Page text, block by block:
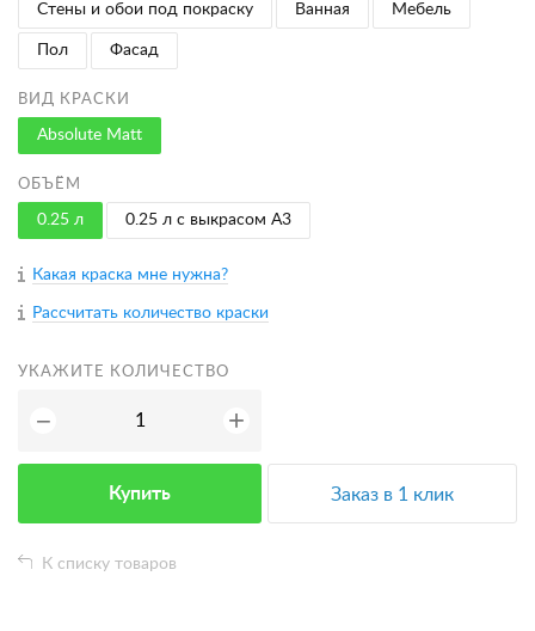
Стены и обои под покраску Ванная Мебель
Пол Фасад
ВИД КРАСКИ
Absolute Matt
ОБЪЁМ
0.25 л 0.25 л с выкрасом A3
Какая краска мне нужна?
Рассчитать количество краски
УКАЖИТЕ КОЛИЧЕСТВО
− +
Купить Заказ в 1 клик
К списку товаров